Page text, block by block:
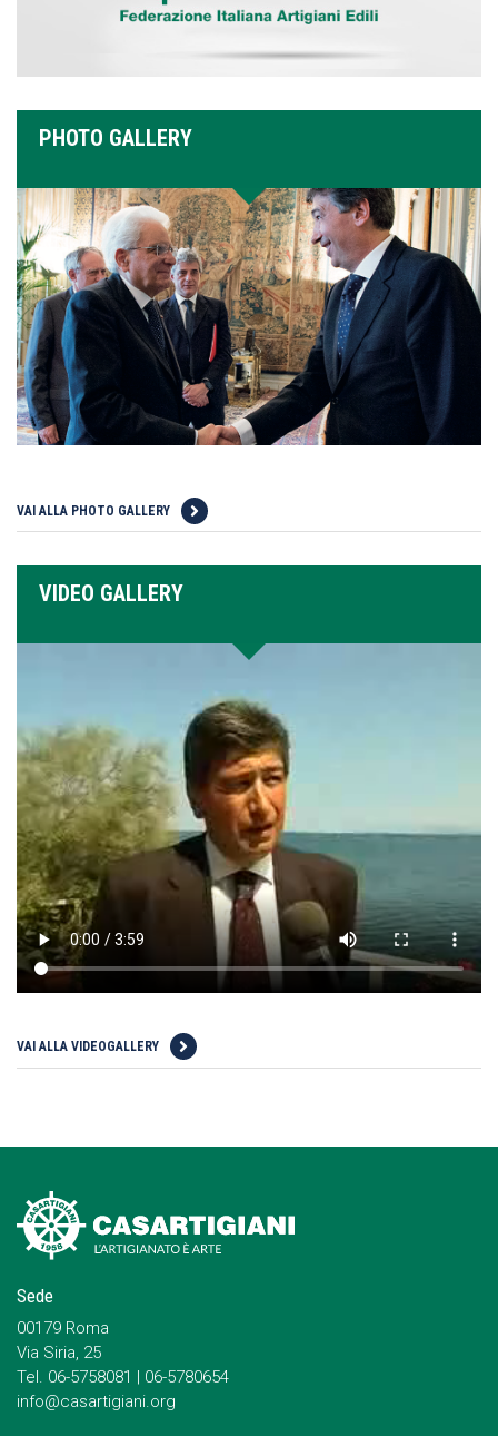
PHOTO GALLERY
VAI ALLA PHOTO GALLERY
VIDEO GALLERY
VAI ALLA VIDEOGALLERY
Sede
00179 Roma
Via Siria, 25
Tel. 06-5758081 | 06-5780654
info@casartigiani.org